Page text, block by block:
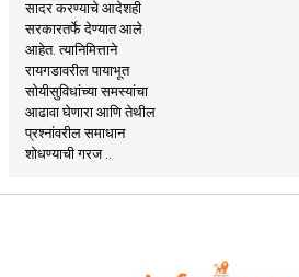
सादर करण्याचे आदेशही
सरकारतर्फे देण्यात आले
आहेत. त्यानिमित्ताने
रायगडावरील पायाभूत
सोयीसुविधांच्या समस्यांचा
आढावा घेणारा आणि तेथील
प्रश्नांवरील समाधान
शोधण्याची गरज ..